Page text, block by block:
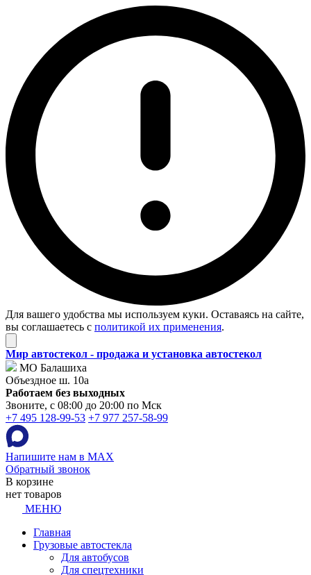
Для вашего удобства мы используем куки. Оставаясь на сайте,
вы соглашаетесь с политикой их применения.
Мир автостекол - продажа и установка автостекол
МО Балашиха
Объездное ш. 10а
Работаем без выходных
Звоните, с 08:00 до 20:00 по Мск
+7 495 128-99-53 +7 977 257-58-99
Напишите нам в MAX
Обратный звонок
В корзине
нет товаров
МЕНЮ
Главная
Грузовые автостекла
Для автобусов
Для спецтехники